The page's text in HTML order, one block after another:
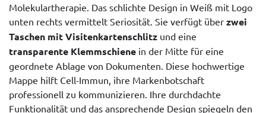
Molekulartherapie. Das schlichte Design in Weiß mit Logo
unten rechts vermittelt Seriosität. Sie verfügt über zwei
Taschen mit Visitenkartenschlitz und eine
transparente Klemmschiene in der Mitte für eine
geordnete Ablage von Dokumenten. Diese hochwertige
Mappe hilft Cell-Immun, ihre Markenbotschaft
professionell zu kommunizieren. Ihre durchdachte
Funktionalität und das ansprechende Design spiegeln den